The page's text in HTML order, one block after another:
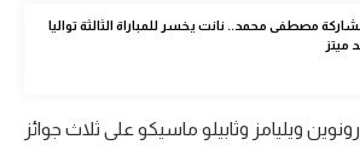
مصطفى محمد.. نانت يخسر للمباراة الثالثة تواليا
ميتز
ويليامز وثابيلو ماسيكو على ثلاث جوائز